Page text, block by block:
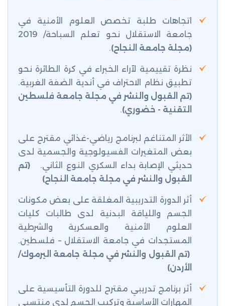
اتجاهات طلبة تخصص العلوم الأمنية في
جامعة الاستقلال نحو تعلم السباحة/ 2019
(مجلة جامعة النجاح).
نظرة تقييمية لآراء الخبراء في كرة الطائرة نحو
تطبيق نظام الاحتراف في أندية الضفة الغربية.
(تم القبول والنشر في مجلة جامعة فلسطين
التقنية - خضوري).
الأثر المتناغم لبرنامج رياضي-غذائي مقترح على
بعض المتغيرات الفسيولوجية والجسمية لدى
حديثي الإصابة بداء السكري النوع الثاني.
(تم
القبول والنشر في مجلة جامعة النجاح)
أثر الدورة التدريبية المغلقة على بعض مكونات
الجسم واللياقة البدنية لدى طالبات كليات
العلوم الأمنية والعسكرية والشرطية
المستجدات في جامعة الاستقلال – فلسطين.
(تم القبول والنشر في مجلة جامعة اليرموك/
الأردن)
أثر برنامج تدريبي مقترح للدورة التأسيسية على
المهارات الأساسية وتركيب الجسم لدى منتسبي